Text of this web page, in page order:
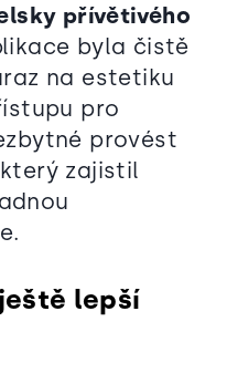
přívětivého
byla čistě
na estetiku
pro
provést
který zajistil
lepší